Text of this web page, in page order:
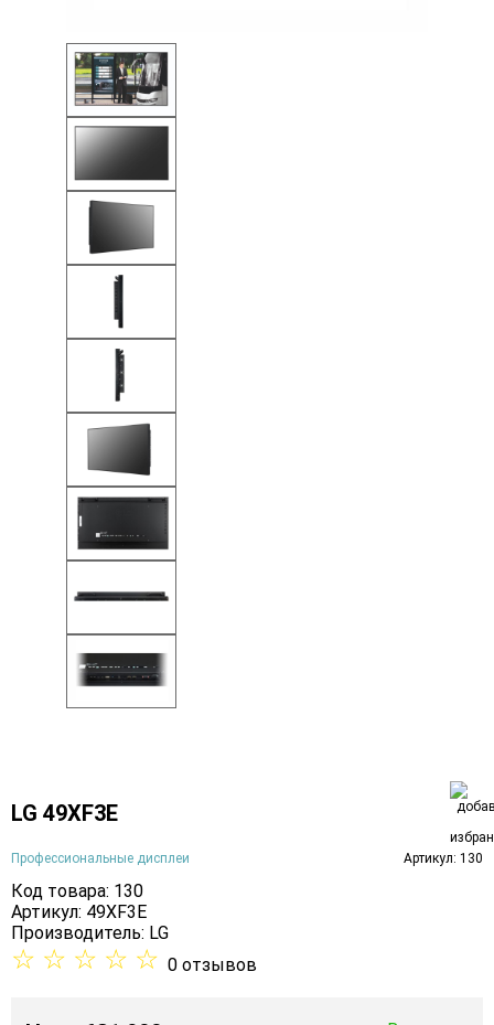
LG 49XF3E
Профессиональные дисплеи Артикул: 130
Код товара: 130
Артикул: 49XF3E
Производитель: LG
☆ ☆ ☆ ☆ ☆ 0 отзывов